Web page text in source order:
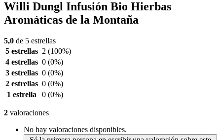
Willi Dungl Infusión Bio Hierbas
Aromáticas de la Montaña
5,0 de 5 estrellas
5 estrellas 2 (100%)
4 estrellas 0 (0%)
3 estrellas 0 (0%)
2 estrellas 0 (0%)
1 estrella
0 (0%)
2 valoraciones
No hay valoraciones disponibles.